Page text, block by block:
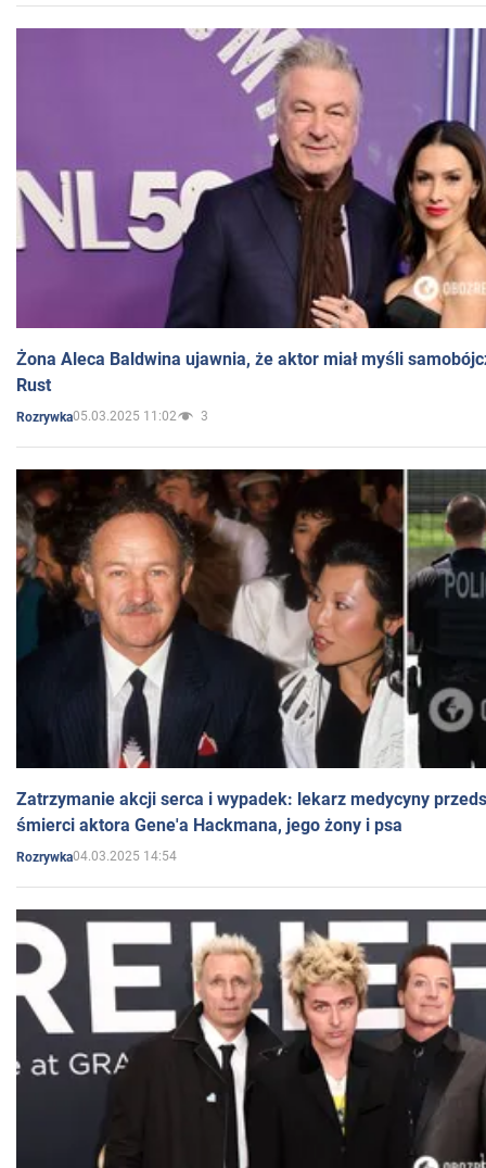
Żona Aleca Baldwina ujawnia, że aktor miał myśli
Rust
Rozrywka05.03.2025 11:02 3
Zatrzymanie akcji serca i wypadek: lekarz medycyny
śmierci aktora Gene'a Hackmana, jego żony i psa
Rozrywka04.03.2025 14:54